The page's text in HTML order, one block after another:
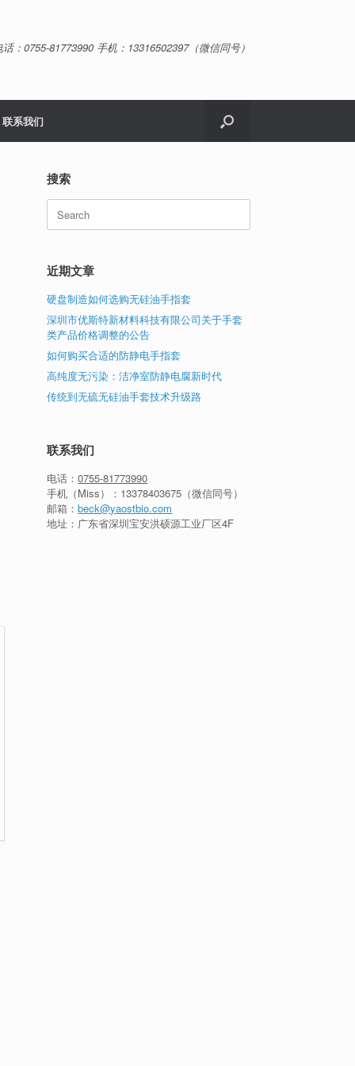
：0755-81773990 手机：13316502397（微信同号）
联系我们
搜索
Search
for:
近期文章
硬盘制造如何选购无硅油手指套
深圳市优斯特新材料科技有限公司关于手套
类产品价格调整的公告
如何购买合适的防静电手指套
高纯度无污染：洁净室防静电腐新时代
传统到无硫无硅油手套技术升级路
联系我们
电话：0755-81773990
手机（Miss）： 13378403675 （微信同号）
邮箱：beck@yaostbio.com
地址：广东省深圳宝安洪硕源工业厂区4F